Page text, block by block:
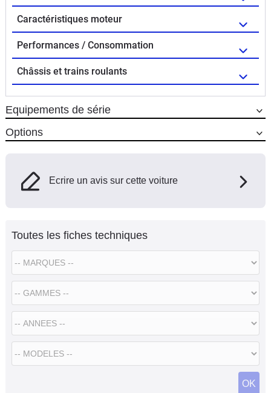
Caractéristiques moteur
Performances / Consommation
Châssis et trains roulants
Equipements de série
Options
Ecrire un avis sur cette voiture
Toutes les fiches techniques